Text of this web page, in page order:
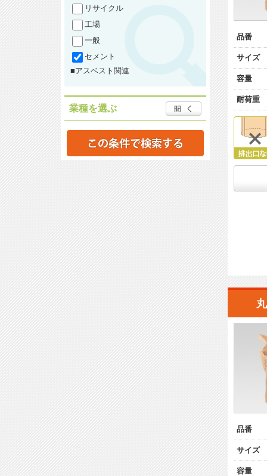
リサイクル
工場
一般
セメント
■アスベスト関連
業種を選ぶ
品番
サイズ
容量
耐荷重
品番
サイズ
容量